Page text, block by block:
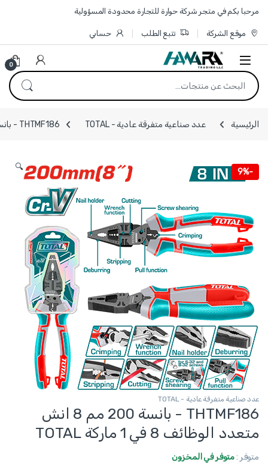
Skip to navigation
Skip to content
مرحبا بكم في متجر شركة حوارة للتجارة محدودة المسؤولية
موقع الشركة تتبع الطلب حسابي
0
البحث عن:
الرئيسية عدد صناعية متفرقة عادية - TOTAL THTMF186 - بانسة 200 مم 8 انش متعدد الوظائف 8 في 1 ماركة TOTAL
-
9%
🔍
عدد صناعية متفرقة عادية - TOTAL
THTMF186 - بانسة 200 مم 8 انش
متعدد الوظائف 8 في 1 ماركة TOTAL
متوفر :متوفر في المخزون